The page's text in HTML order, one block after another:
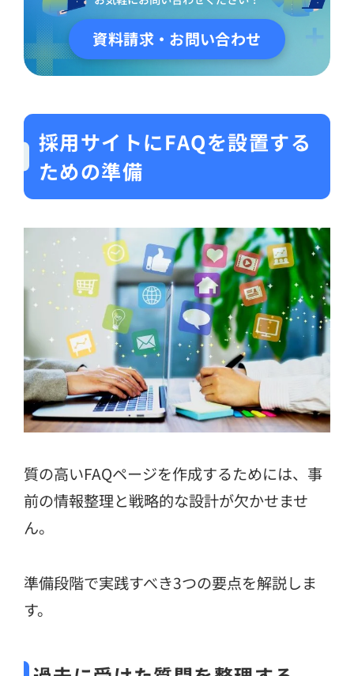
資料請求・お問い合わせ
採用サイトにFAQを設置する
ための準備
質の高いFAQページを作成するためには、事
前の情報整理と戦略的な設計が欠かせませ
ん。
準備段階で実践すべき3つの要点を解説しま
す。